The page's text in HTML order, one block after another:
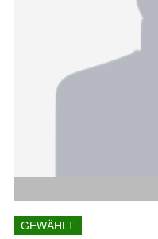
GEWÄHLT